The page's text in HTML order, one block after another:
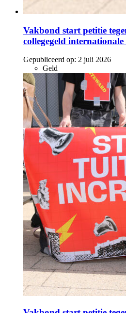
Vakbond start petitie
collegegeld internationale
Gepubliceerd op: 2 juli 2026
Geld